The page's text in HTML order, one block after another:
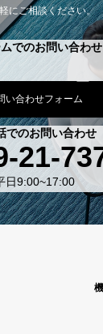
にご相談ください。
でのお問い合わせ
い合わせフォーム
でのお問い合わせ
21-
日9:00~17:00